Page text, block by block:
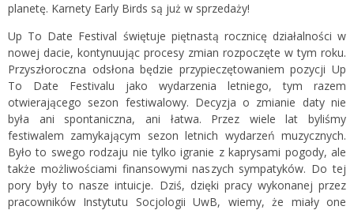
planetę. Karnety Early Birds są już w sprzedaży!
Up To Date Festival świętuje piętnastą rocznicę działalności w
nowej dacie, kontynuując procesy zmian rozpoczęte w tym roku.
Przyszłoroczna odsłona będzie przypieczętowaniem pozycji Up
To Date Festivalu jako wydarzenia letniego, tym razem
otwierającego sezon festiwalowy. Decyzja o zmianie daty nie
była ani spontaniczna, ani łatwa. Przez wiele lat byliśmy
festiwalem zamykającym sezon letnich wydarzeń muzycznych.
Było to swego rodzaju nie tylko igranie z kaprysami pogody, ale
także możliwościami finansowymi naszych sympatyków. Do tej
pory były to nasze intuicje. Dziś, dzięki pracy wykonanej przez
pracowników Instytutu Socjologii UwB, wiemy, że miały one